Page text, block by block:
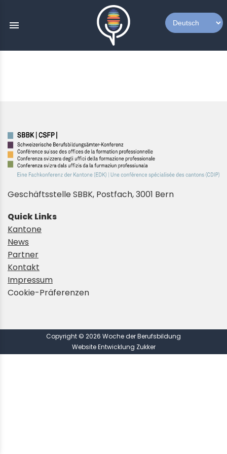
menu
Geschäftsstelle SBBK, Postfach, 3001 Bern
Quick Links
Kantone
News
Partner
Kontakt
Impressum
Cookie-Präferenzen
Copyright © 2026 Woche der Berufsbildung
Website Entwicklung Zukker